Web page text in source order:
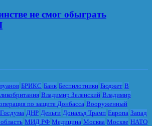
не смог обыграть
БРИКС Банк Беспилотники Бюджет В
Владимир Зеленский Владимир
по защите Донбасса Вооруженный
Госдума ДНР Деньги Дональд Трамп Европа Запад
МИД РФ Медицина Москва Москве НАТО